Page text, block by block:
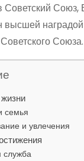
Советский Союз,
высшей
Союза.
семья
и увлечения
служба